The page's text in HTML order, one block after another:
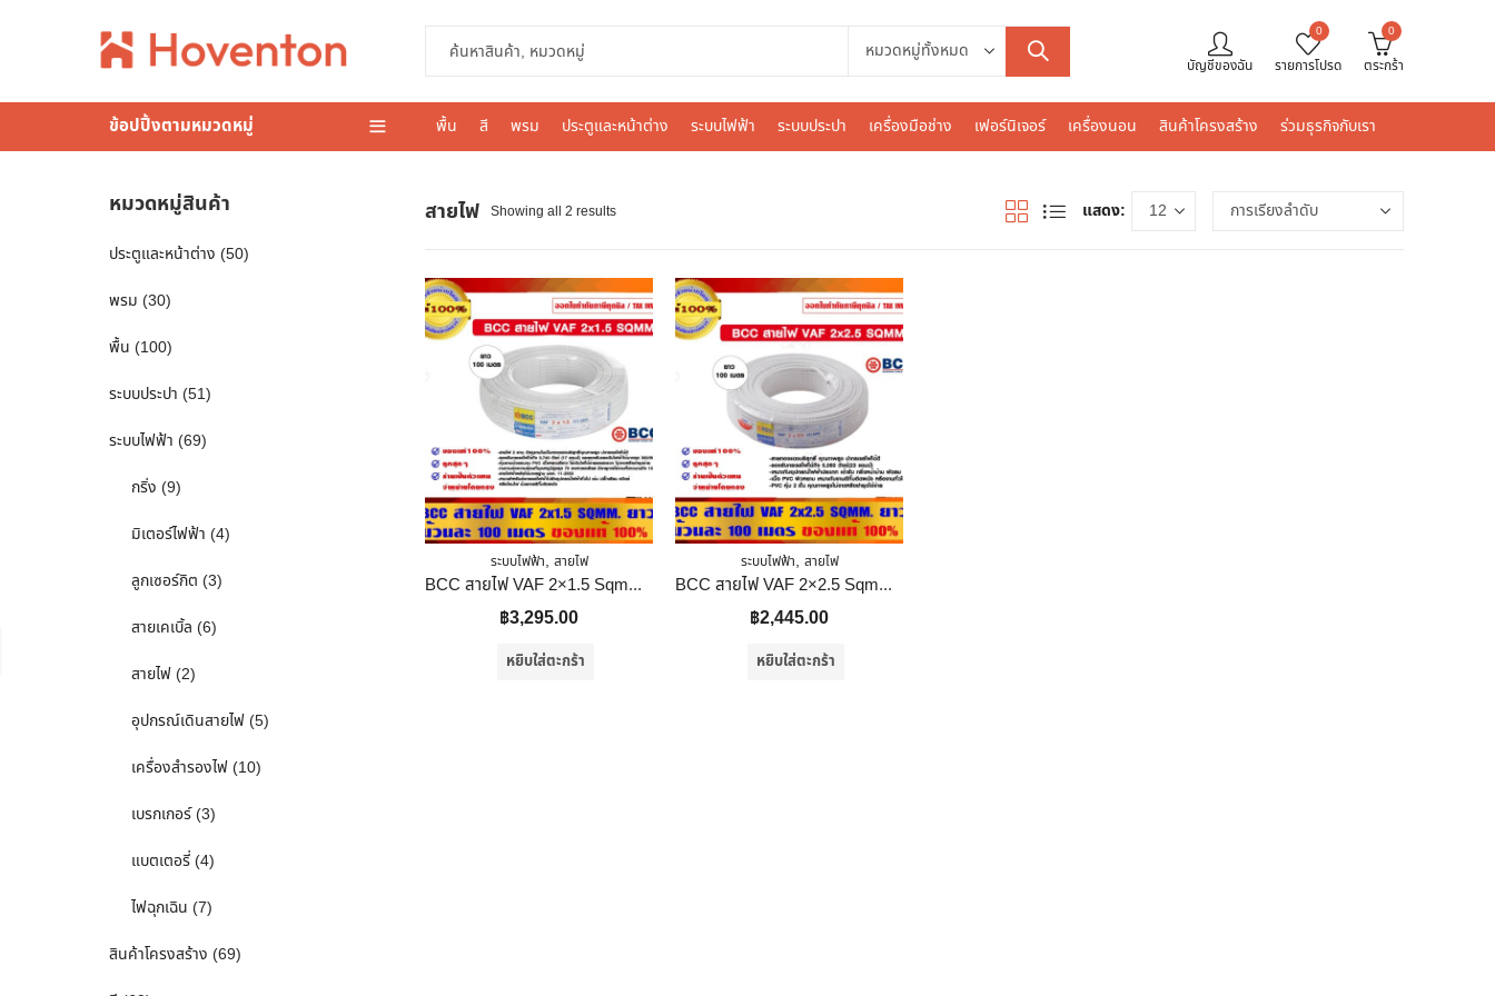
บัญชีของฉัน
0
รายการโปรด
0
ตระกร้า
ข้อปปิ้งตามหมวดหมู่ พื้น สี พรม ประตูและหน้าต่าง ระบบไฟฟ้า ระบบประปา เครื่องมือช่าง เฟอร์นิเจอร์ เครื่องนอน สินค้าโครงสร้าง ร่วมธุรกิจกับเรา
สายไฟ Showing all 2 results แสดง:
ระบบไฟฟ้า, สายไฟ
BCC สายไฟ VAF 2×1.5 Sqmm. 100 เมตร/ม้วน
฿3,295.00
หยิบใส่ตะกร้า
ระบบไฟฟ้า, สายไฟ
BCC สายไฟ VAF 2×2.5 Sqmm. 100 เมตร/ม้วน
฿2,445.00
หยิบใส่ตะกร้า
หมวดหมู่สินค้า
ประตูและหน้าต่าง (50)
พรม (30)
พื้น (100)
ระบบประปา (51)
ระบบไฟฟ้า (69)
กริ่ง (9)
มิเตอร์ไฟฟ้า (4)
ลูกเซอร์กิต (3)
สายเคเบิ้ล (6)
สายไฟ (2)
อุปกรณ์เดินสายไฟ (5)
เครื่องสำรองไฟ (10)
เบรกเกอร์ (3)
แบตเตอรี่ (4)
ไฟฉุกเฉิน (7)
สินค้าโครงสร้าง (69)